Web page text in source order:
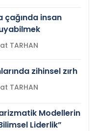
çağında insan
Prof.Dr. Nevzat TARHAN
zihinsel zırh
Prof.Dr. Nevzat TARHAN
Modellerin
Liderlik”